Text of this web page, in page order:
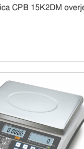
CPB 15K2DM